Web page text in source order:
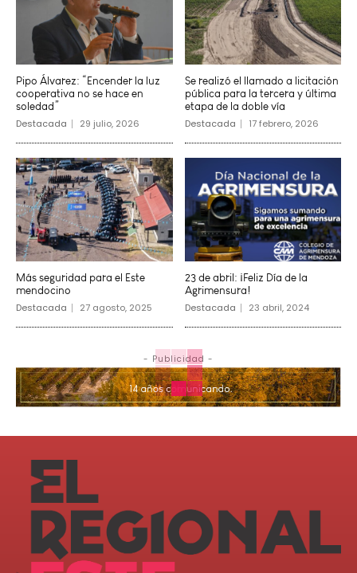
Pipo Álvarez: “Encender la luz
cooperativa no se hace en
soledad”
Destacada 29 julio, 2026
Se realizó el llamado a licitación
pública para la tercera y última
etapa de la doble vía
Destacada 17 febrero, 2026
Más seguridad para el Este
mendocino
Destacada 27 agosto, 2025
23 de abril: ¡Feliz Día de la
Agrimensura!
Destacada 23 abril, 2024
- Publicidad -